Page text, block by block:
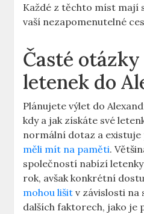
Každé z těchto míst mají
vaší nezapomenutelné
Časté
letenek do
Plánujete výlet do
kdy a jak získáte své
normální dotaz a
měli mít na paměti.
společností nabízí
rok, avšak konkrétní
mohou lišit v závislosti na
dalších faktorech, jako je